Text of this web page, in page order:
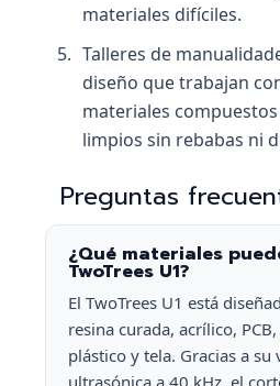
materiales difíciles.
Talleres de
diseño que trabajan
materiales
limpios sin rebabas ni
Preguntas
¿Qué materiales
TwoTrees U1?
El TwoTrees U1 está
resina curada, acrílico,
plástico y tela. Gracias a su